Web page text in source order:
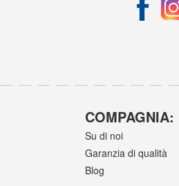
COMPAGNIA:
Su di noi
Garanzia di qualità
Blog